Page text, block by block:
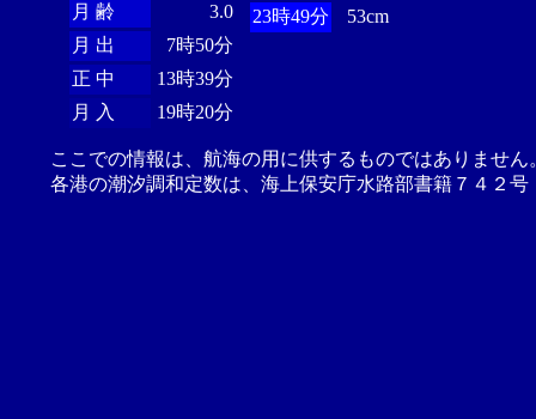
月 齢
3.0
月 出
7時50分
正 中
13時39分
月 入
19時20分
23時49分
53cm
ここでの情報は、航海の用に供するものではありませ
各港の潮汐調和定数は、海上保安庁水路部書籍７４２